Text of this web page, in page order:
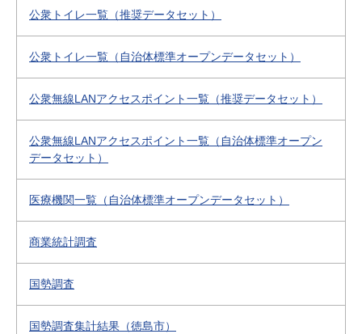
公衆トイレ一覧（推奨データセット）
公衆トイレ一覧（自治体標準オープンデータセット）
公衆無線LANアクセスポイント一覧（推奨データセット）
公衆無線LANアクセスポイント一覧（自治体標準オープン
データセット）
医療機関一覧（自治体標準オープンデータセット）
商業統計調査
国勢調査
国勢調査集計結果（徳島市）